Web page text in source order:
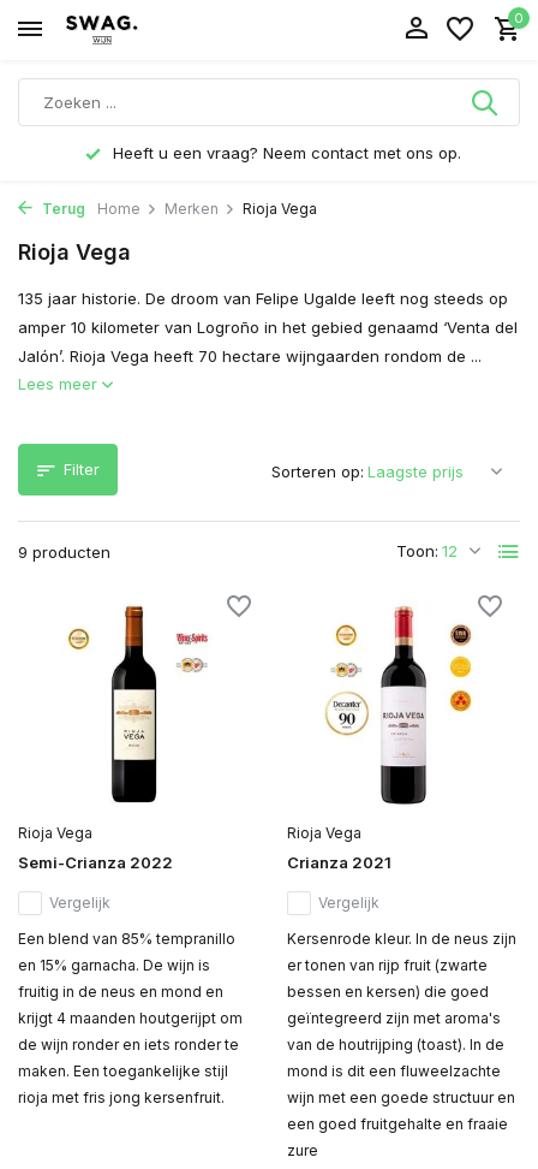
0
Heeft u een vraag? Neem contact met ons op.
Terug Home Merken Rioja Vega
Rioja Vega
135 jaar historie. De droom van Felipe Ugalde leeft nog steeds op
amper 10 kilometer van Logroño in het gebied genaamd ‘Venta del
Jalón’. Rioja Vega heeft 70 hectare wijngaarden rondom de ...
Lees meer
Filter
9 producten Toon:
Sorteren op:
Rioja Vega
Semi-Crianza 2022
Vergelijk
Een blend van 85% tempranillo
en 15% garnacha. De wijn is
fruitig in de neus en mond en
krijgt 4 maanden houtgerijpt om
de wijn ronder en iets ronder te
maken. Een toegankelijke stijl
rioja met fris jong kersenfruit.
Rioja Vega
Crianza 2021
Vergelijk
Kersenrode kleur. In de neus zijn
er tonen van rijp fruit (zwarte
bessen en kersen) die goed
geïntegreerd zijn met aroma's
van de houtrijping (toast). In de
mond is dit een fluweelzachte
wijn met een goede structuur en
een goed fruitgehalte en fraaie
zure